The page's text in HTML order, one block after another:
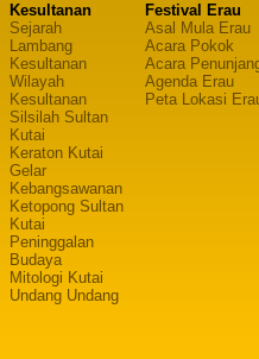
Kesultanan
Sejarah
Lambang
Kesultanan
Wilayah
Kesultanan
Silsilah Sultan
Kutai
Keraton Kutai
Gelar
Kebangsawanan
Ketopong Sultan
Kutai
Peninggalan
Budaya
Mitologi Kutai
Undang Undang
Festival Erau
Asal Mula Erau
Acara Pokok
Acara
Agenda Erau
Peta Lokasi